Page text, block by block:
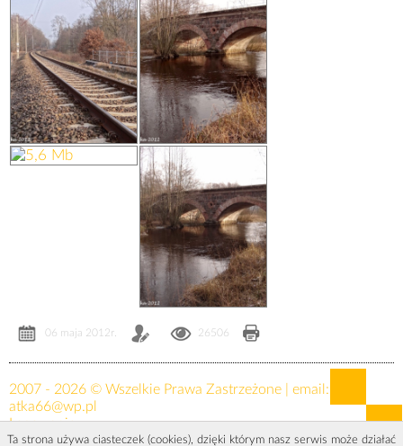
06 maja 2012r. 26506
2007 - 2026 © Wszelkie Prawa Zastrzeżone | email:
atka66@wp.pl
Logowanie »
Ta strona używa ciasteczek (cookies), dzięki którym nasz serwis może działać